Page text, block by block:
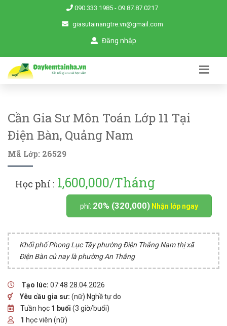
090.333.1985 - 09.87.87.0217
giasutainangtre.vn@gmail.com
Đăng nhập
Cần Gia Sư Môn Toán Lớp 11 Tại
Điện Bàn, Quảng Nam
Mã Lớp: 26529
Học phí : 1,600,000/Tháng
phí: 20% (320,000) Nhận lớp ngay
Khối phố Phong Lục Tây phường Điện Thắng Nam thị xã
Điện Bàn củ nay là phường An Thắng
Tạo lúc: 07:48 28.04.2026
Yêu cầu gia sư: (nữ) Nghề tự do
Tuần học 1 buổi (3 giờ/buổi)
1 học viên (nữ)